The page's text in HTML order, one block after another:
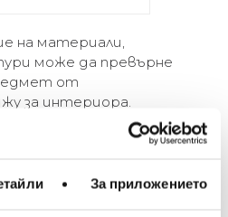
За приложението
на материали,
може да превърне
от
за интериора.
Zodiac на Michael
доказателство за
или красив акцент за
МЕБЕЛИ ЗА ДОМА И